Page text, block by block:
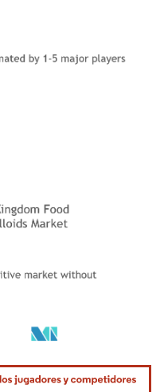
atribución según CC BY 4.0.